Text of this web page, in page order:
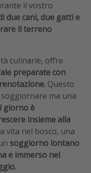
il vostro
due cani, due gatti e
il terreno
culinarie, offre
preparate con
Questo
ma una
giorno è
insieme alla
vita nel bosco, una
soggiorno lontano
e immerso nel